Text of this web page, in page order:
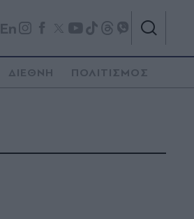
En
ΔΙΕΘΝΗ ΠΟΛΙΤΙΣΜΟΣ